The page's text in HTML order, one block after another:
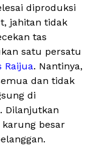
diproduksi
jahitan tidak
tas
satu persatu
Raijua. Nantinya,
dan tidak
di
Dilanjutkan
besar